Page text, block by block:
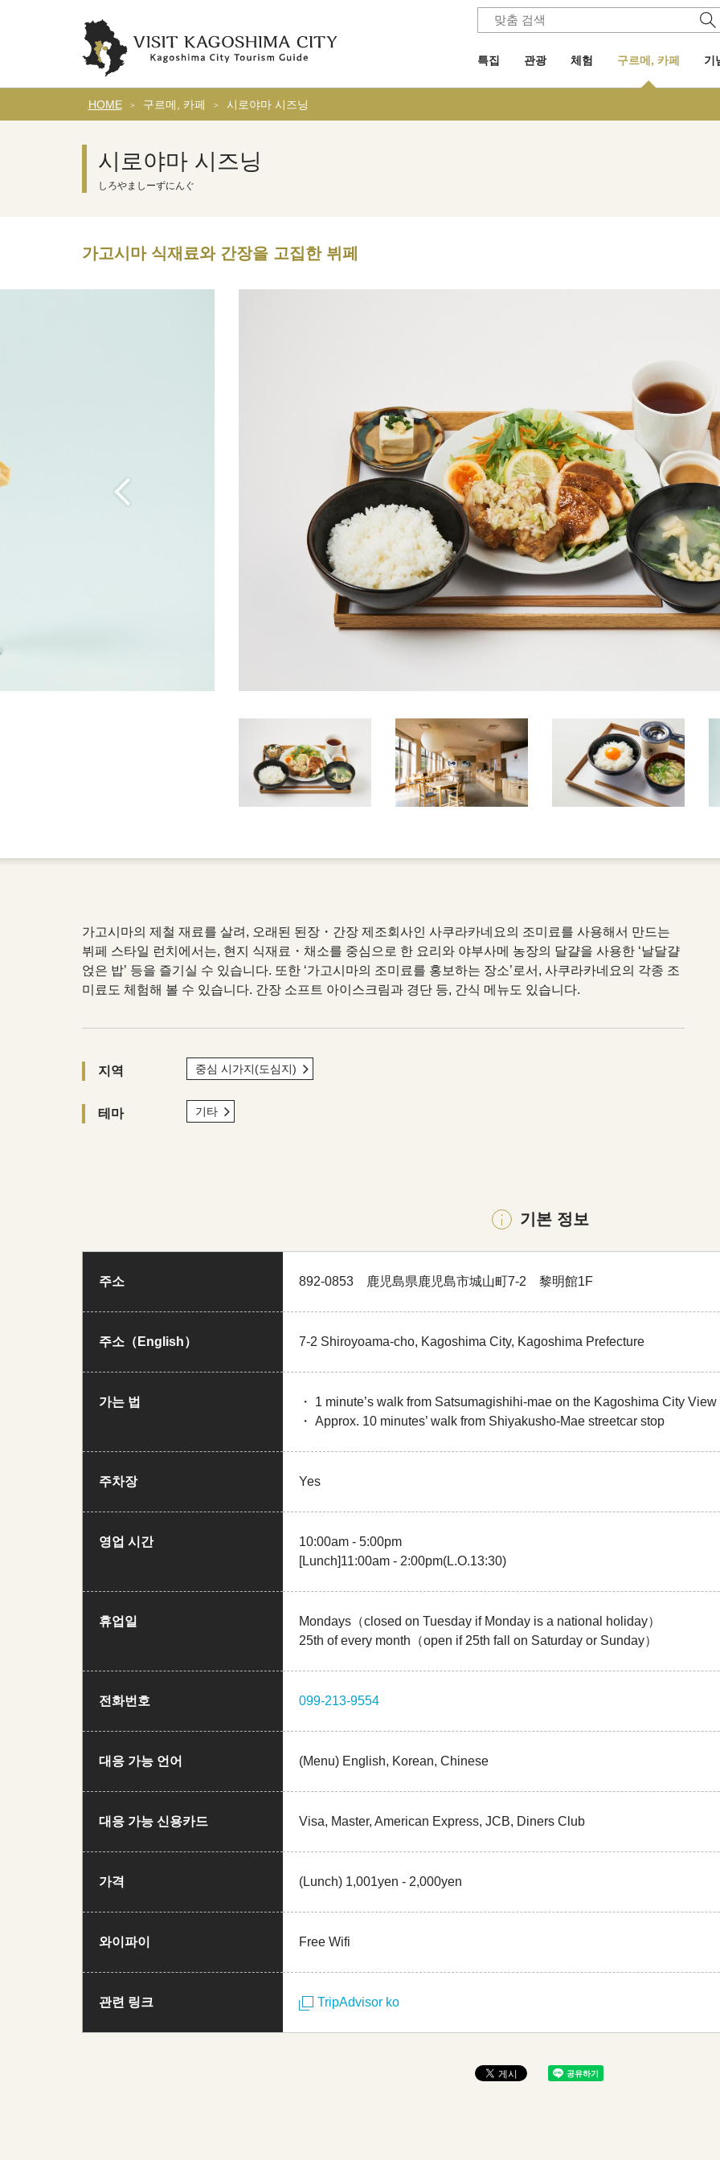
특집 관광 체험 구르메, 카페 기
HOME 구르메, 카페 시로야마 시즈닝
시로야마 시즈닝
しろやましーずにんぐ
가고시마 식재료와 간장을 고집한 뷔페
가고시마의 제철 재료를 살려, 오래된 된장・간장 제조회사인 사쿠라카네요의 조미료를 사용해서 만드는
뷔페 스타일 런치에서는, 현지 식재료・채소를 중심으로 한 요리와 야부사메 농장의 달걀을 사용한 ‘날달걀
얹은 밥’ 등을 즐기실 수 있습니다. 또한 ‘가고시마의 조미료를 홍보하는 장소’로서, 사쿠라카네요의 각종 조
미료도 체험해 볼 수 있습니다. 간장 소프트 아이스크림과 경단 등, 간식 메뉴도 있습니다.
지역 중심 시가지(도심지)
테마 기타
기본 정보
주소 892-0853 鹿児島県鹿児島市城山町7-2 黎明館1F
주소（English） 7-2 Shiroyoama-cho, Kagoshima City, Kagoshima Prefecture
가는 법
・ 1 minute’s walk from Satsumagishihi-mae on the Kagoshima City
・ Approx. 10 minutes’ walk from Shiyakusho-Mae streetcar stop
주차장 Yes
영업 시간
10:00am - 5:00pm
[Lunch]11:00am - 2:00pm(L.O.13:30)
휴업일
Mondays（closed on Tuesday if Monday is a national holiday）
25th of every month（open if 25th fall on Saturday or Sunday）
전화번호 099-213-9554
대응 가능 언어 (Menu) English, Korean, Chinese
대응 가능 신용카드 Visa, Master, American Express, JCB, Diners Club
가격 (Lunch) 1,001yen - 2,000yen
와이파이 Free Wifi
관련 링크 TripAdvisor ko